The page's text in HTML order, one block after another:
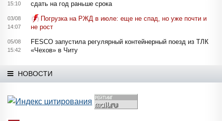
15:10
сдать на год раньше срока
03/08
14:07
Погрузка на РЖД в июле: еще не спад, но уже почти и
не рост
05/08
15:42
FESCO запустила регулярный контейнерный поезд из ТЛК
«Чехов» в Читу
НОВОСТИ